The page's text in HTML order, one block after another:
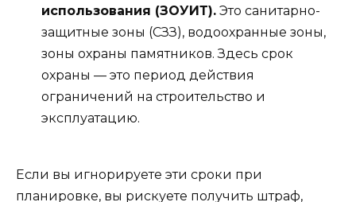
использования (ЗОУИТ). Это санитарно-
защитные зоны (СЗЗ), водоохранные зоны,
зоны охраны памятников. Здесь срок
охраны — это период действия
ограничений на строительство и
эксплуатацию.
Если вы игнорируете эти сроки при
планировке, вы рискуете получить штраф,